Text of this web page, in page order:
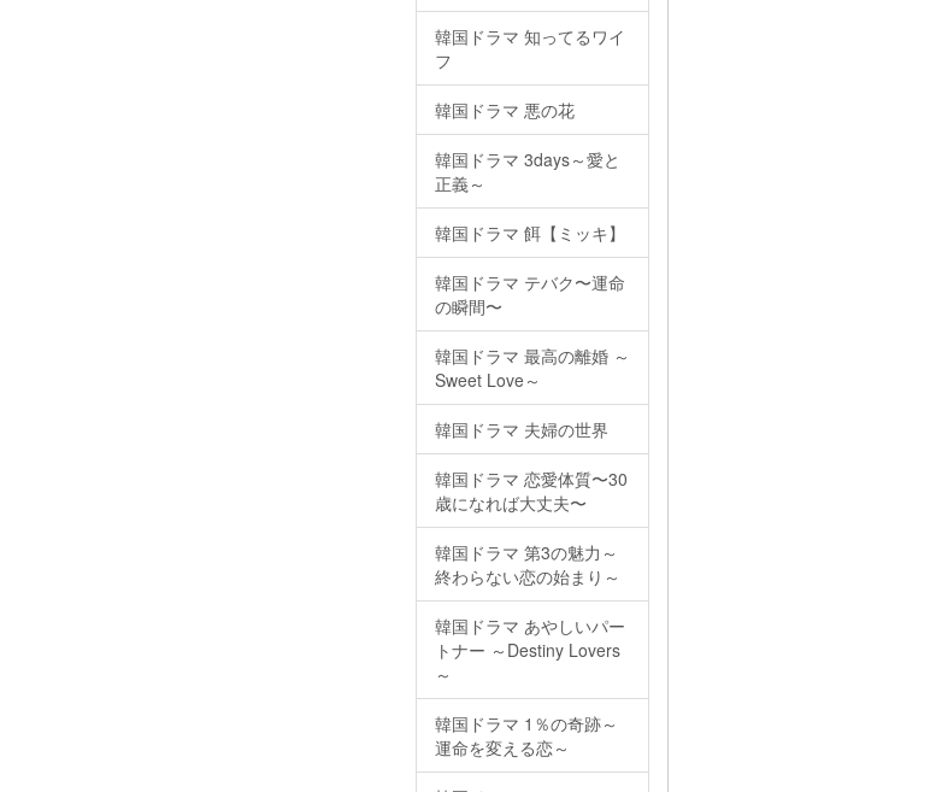
韓国ドラマ 知ってるワイ
フ
韓国ドラマ 悪の花
韓国ドラマ 3days～愛と
正義～
韓国ドラマ 餌【ミッキ】
韓国ドラマ テバク〜運命
の瞬間〜
韓国ドラマ 最高の離婚 ～
Sweet Love～
韓国ドラマ 夫婦の世界
韓国ドラマ 恋愛体質〜30
歳になれば大丈夫〜
韓国ドラマ 第3の魅力～
終わらない恋の始まり～
韓国ドラマ あやしいパー
トナー ～Destiny Lovers
～
韓国ドラマ 1％の奇跡～
運命を変える恋～